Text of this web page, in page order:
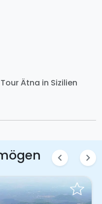
Tour Ätna in Sizilien
chevron_left chevron_right